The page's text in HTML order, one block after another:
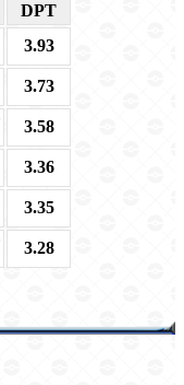
DPT
3.93
3.73
3.58
3.36
3.35
3.28